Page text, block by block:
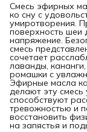
Смесь эфирных
ко сну с
умиротворения.
поверхность шеи
напряжение.
смесь
сочетает
лаванды,
ромашки с
Эфирные масла
делают эту смесь
способствуют
тревожностью и
восстановить
на запястья и